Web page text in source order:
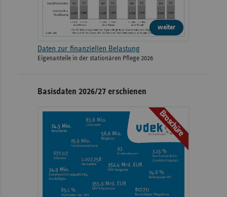
weiter
Daten zur finanziellen Belastung
Eigenanteile in der stationären Pflege 2026
Basisdaten 2026/27 erschienen
Broschüre